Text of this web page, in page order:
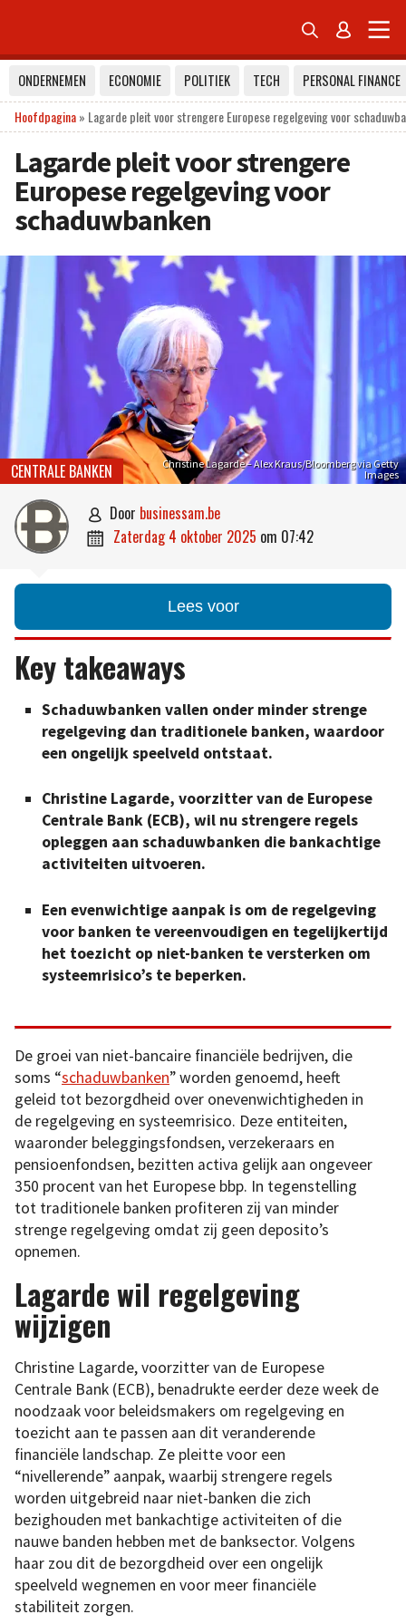
 
ONDERNEMEN ECONOMIE POLITIEK TECH
PERSONAL FINANCE
Hoofdpagina» Lagarde pleit voor strengere Europese regelgeving voor
Lagarde pleit voor strengere
Europese regelgeving voor
schaduwbanken
Christine Lagarde – Alex Kraus/Bloomberg via Getty
Images
CENTRALE BANKEN
 door businessam.be
 zaterdag 4 oktober 2025 om 07:42
Lees voor
Key takeaways
Schaduwbanken vallen onder minder strenge
regelgeving dan traditionele banken, waardoor
een ongelijk speelveld ontstaat.
Christine Lagarde, voorzitter van de Europese
Centrale Bank (ECB), wil nu strengere regels
opleggen aan schaduwbanken die bankachtige
activiteiten uitvoeren.
Een evenwichtige aanpak is om de regelgeving
voor banken te vereenvoudigen en tegelijkertijd
het toezicht op niet-banken te versterken om
systeemrisico’s te beperken.
De groei van niet-bancaire financiële bedrijven, die
soms “schaduwbanken” worden genoemd, heeft
geleid tot bezorgdheid over onevenwichtigheden in
de regelgeving en systeemrisico. Deze entiteiten,
waaronder beleggingsfondsen, verzekeraars en
pensioenfondsen, bezitten activa gelijk aan ongeveer
350 procent van het Europese bbp. In tegenstelling
tot traditionele banken profiteren zij van minder
strenge regelgeving omdat zij geen deposito’s
opnemen.
Lagarde wil regelgeving
wijzigen
Christine Lagarde, voorzitter van de Europese
Centrale Bank (ECB), benadrukte eerder deze week de
noodzaak voor beleidsmakers om regelgeving en
toezicht aan te passen aan dit veranderende
financiële landschap. Ze pleitte voor een
“nivellerende” aanpak, waarbij strengere regels
worden uitgebreid naar niet-banken die zich
bezighouden met bankachtige activiteiten of die
nauwe banden hebben met de banksector. Volgens
haar zou dit de bezorgdheid over een ongelijk
speelveld wegnemen en voor meer financiële
stabiliteit zorgen.